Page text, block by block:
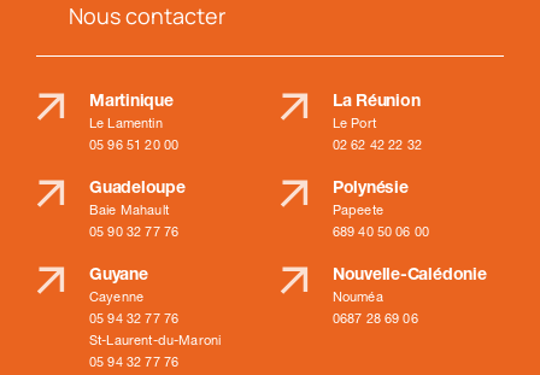
Nous contacter
Martinique
Le Lamentin
05 96 51 20 00
Guadeloupe
Baie Mahault
05 90 32 77 76
Guyane
Cayenne
05 94 32 77 76
St-Laurent-du-Maroni
05 94 32 77 76
La Réunion
Le Port
02 62 42 22 32
Polynésie
Papeete
689 40 50 06 00
Nouvelle-Calédonie
Nouméa
0687 28 69 06